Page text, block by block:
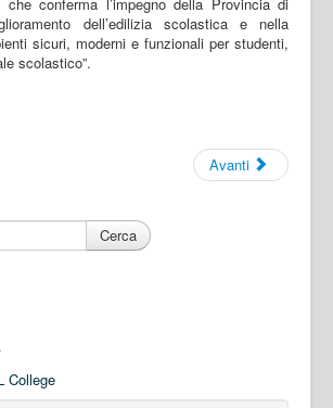
dell’edilizia scolastica e nella
sicuri, moderni e funzionali per studenti,
scolastico”.
Avanti
Cerca